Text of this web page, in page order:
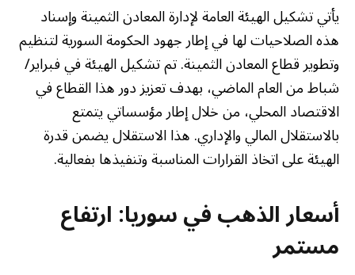
يأتي تشكيل الهيئة العامة لإدارة المعادن الثمينة وإسناد
هذه الصلاحيات لها في إطار جهود الحكومة السورية لتنظيم
وتطوير قطاع المعادن الثمينة. تم تشكيل الهيئة في فبراير/
شباط من العام الماضي، بهدف تعزيز دور هذا القطاع في
الاقتصاد المحلي، من خلال إطار مؤسساتي يتمتع
بالاستقلال المالي والإداري. هذا الاستقلال يضمن قدرة
الهيئة على اتخاذ القرارات المناسبة وتنفيذها بفعالية.
أسعار الذهب في سوريا: ارتفاع
مستمر